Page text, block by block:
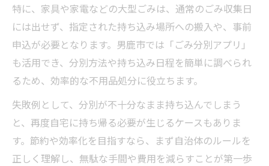
特に、家具や家電などの大型ごみは、通常のごみ収集日
には出せず、指定された持ち込み場所への搬入や、事前
申込が必要となります。男鹿市では「ごみ分別アプリ」
も活用でき、分別方法や持ち込み日程を簡単に調べられ
るため、効率的な不用品処分に役立ちます。
失敗例として、分別が不十分なまま持ち込んでしまう
と、再度自宅に持ち帰る必要が生じるケースもありま
す。節約や効率化を目指すなら、まず自治体のルールを
正しく理解し、無駄な手間や費用を減らすことが第一歩